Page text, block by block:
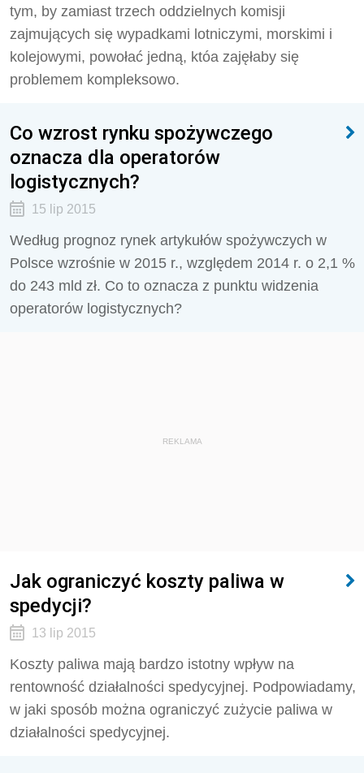
tym, by zamiast trzech oddzielnych komisji
zajmujących się wypadkami lotniczymi, morskimi i
kolejowymi, powołać jedną, któa zajęłaby się
problemem kompleksowo.
Co wzrost rynku spożywczego
oznacza dla operatorów
logistycznych?
15 lip 2015
Według prognoz rynek artykułów spożywczych w
Polsce wzrośnie w 2015 r., względem 2014 r. o 2,1 %
do 243 mld zł. Co to oznacza z punktu widzenia
operatorów logistycznych?
REKLAMA
Jak ograniczyć koszty paliwa w
spedycji?
13 lip 2015
Koszty paliwa mają bardzo istotny wpływ na
rentowność działalności spedycyjnej. Podpowiadamy,
w jaki sposób można ograniczyć zużycie paliwa w
działalności spedycyjnej.